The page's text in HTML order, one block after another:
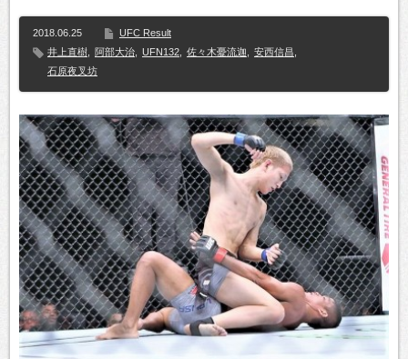
2018.06.25
UFC Result
井上直樹
阿部大治 UFN132 佐々木憂流迦 安西信昌
石原夜叉坊